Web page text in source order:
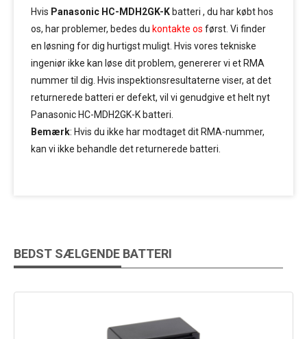
Hvis Panasonic HC-MDH2GK-K batteri , du har købt hos
os, har problemer, bedes du kontakte os først. Vi finder
en løsning for dig hurtigst muligt. Hvis vores tekniske
ingeniør ikke kan løse dit problem, genererer vi et RMA
nummer til dig. Hvis inspektionsresultaterne viser, at det
returnerede batteri er defekt, vil vi genudgive et helt nyt
Panasonic HC-MDH2GK-K batteri.
Bemærk: Hvis du ikke har modtaget dit RMA-nummer,
kan vi ikke behandle det returnerede batteri.
BEDST SÆLGENDE BATTERI